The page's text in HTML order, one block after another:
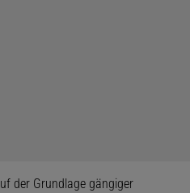
der Grundlage gängiger